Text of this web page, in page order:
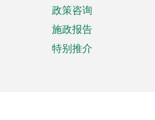
政策咨询
施政报告
特别推介